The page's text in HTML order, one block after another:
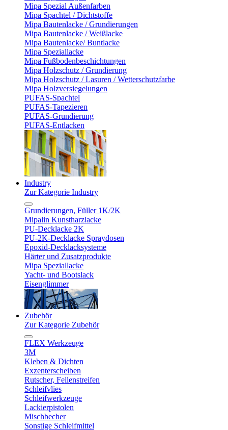
Mipa Spezial Außenfarben
Mipa Spachtel / Dichtstoffe
Mipa Bautenlacke / Grundierungen
Mipa Bautenlacke / Weißlacke
Mipa Bautenlacke/ Buntlacke
Mipa Speziallacke
Mipa Fußbodenbeschichtungen
Mipa Holzschutz / Grundierung
Mipa Holzschutz / Lasuren / Wetterschutzfarbe
Mipa Holzversiegelungen
PUFAS-Spachtel
PUFAS-Tapezieren
PUFAS-Grundierung
PUFAS-Entlacken
Industry
Zur Kategorie Industry
Grundierungen, Füller 1K/2K
Mipalin Kunstharzlacke
PU-Decklacke 2K
PU-2K-Decklacke Spraydosen
Epoxid-Decklacksysteme
Härter und Zusatzprodukte
Mipa Speziallacke
Yacht- und Bootslack
Eisenglimmer
Zubehör
Zur Kategorie Zubehör
FLEX Werkzeuge
3M
Kleben & Dichten
Exzenterscheiben
Rutscher, Feilenstreifen
Schleifvlies
Schleifwerkzeuge
Lackierpistolen
Mischbecher
Sonstige Schleifmittel